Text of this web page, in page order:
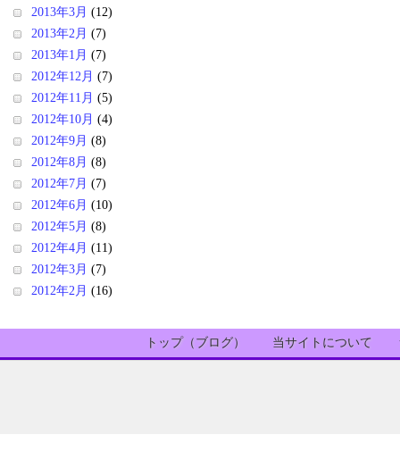
2013年3月 (12)
2013年2月 (7)
2013年1月 (7)
2012年12月 (7)
2012年11月 (5)
2012年10月 (4)
2012年9月 (8)
2012年8月 (8)
2012年7月 (7)
2012年6月 (10)
2012年5月 (8)
2012年4月 (11)
2012年3月 (7)
2012年2月 (16)
トップ（ブログ） 当サイトについて